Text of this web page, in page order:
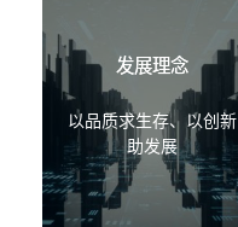
发展理念
以品质求生存、以创新
助发展